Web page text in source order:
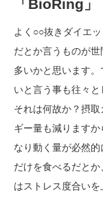
「BioRing」
よく○○抜きダイエ
だとか言うものが
多いかと思います
いと言う事も往々と
それは何故か？摂
ギー量も減ります
なり動く量が必然
だけを食べるだと
はストレス度合い